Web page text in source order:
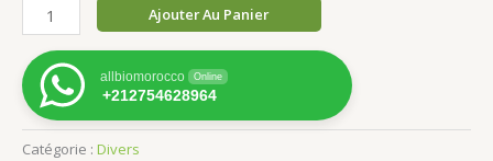
quantité
de
Boukhour
Essakina
Maghribia
Ajouter Au Panier
allbiomorocco Online
+212754628964
Catégorie : Divers